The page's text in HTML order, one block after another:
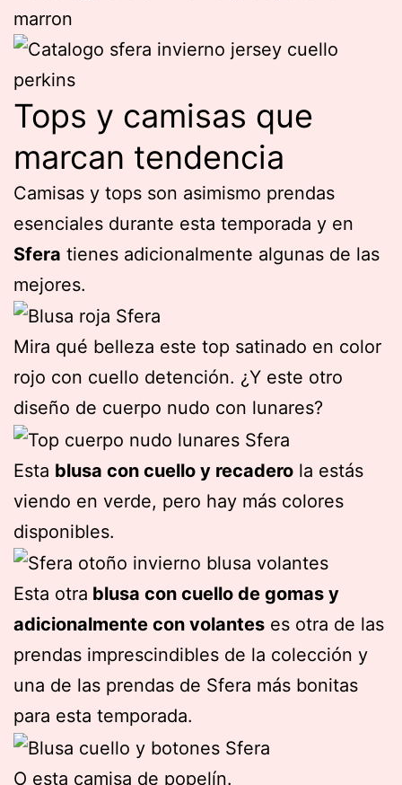
Tops y camisas que
marcan tendencia
Camisas y tops son asimismo prendas
esenciales durante esta temporada y en
Sfera tienes adicionalmente algunas de las
mejores.
Mira qué belleza este top satinado en color
rojo con cuello detención. ¿Y este otro
diseño de cuerpo nudo con lunares?
Esta blusa con cuello y recadero la estás
viendo en verde, pero hay más colores
disponibles.
Esta otra blusa con cuello de gomas y
adicionalmente con volantes es otra de las
prendas imprescindibles de la colección y
una de las prendas de Sfera más bonitas
para esta temporada.
O esta camisa de popelín.